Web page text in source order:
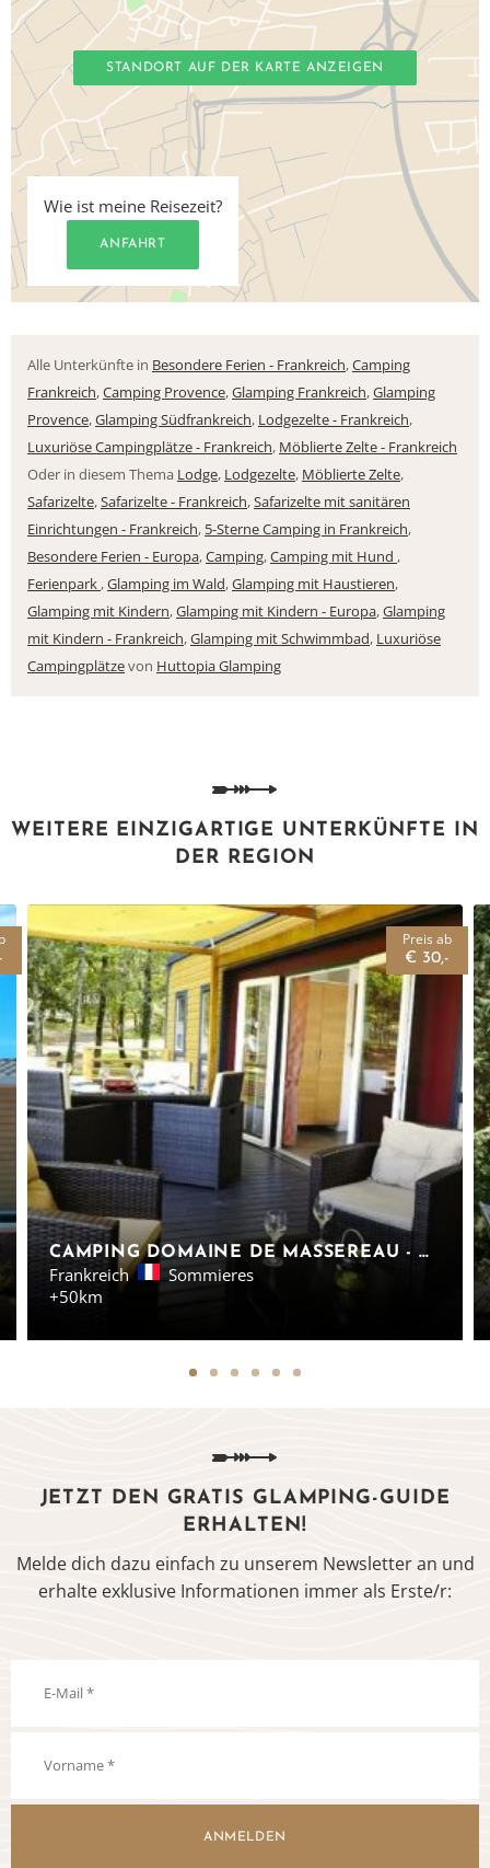
STANDORT AUF DER KARTE ANZEIGEN
Wie ist meine Reisezeit?
ANFAHRT
Alle Unterkünfte in Besondere Ferien - Frankreich,Camping
Frankreich,Camping Provence,Glamping Frankreich,Glamping
Provence,Glamping Südfrankreich, Lodgezelte - Frankreich,
Luxuriöse Campingplätze - Frankreich, Möblierte Zelte - Frankreich
Oder in diesem Thema Lodge, Lodgezelte, Möblierte Zelte,
Safarizelte,Safarizelte - Frankreich,Safarizelte mit sanitären
Einrichtungen - Frankreich, 5-Sterne Camping in Frankreich,
Besondere Ferien - Europa,Camping,Camping mit Hund ,
Ferienpark ,Glamping im Wald,Glamping mit Haustieren,
Glamping mit Kindern,Glamping mit Kindern - Europa,Glamping
mit Kindern - Frankreich,Glamping mit Schwimmbad, Luxuriöse
Campingplätzevon Huttopia Glamping
WEITERE EINZIGARTIGE UNTERKÜNFTE IN
DER REGION
CAMPING DOMAINE DE MASSEREAU - MOBILHEIME IN SÜDFRANKREICH - EUROCAMP
Frankreich
Sommieres
+50km
Preis ab
€ 30,-
JETZT DEN GRATIS GLAMPING-GUIDE
ERHALTEN!
Melde dich dazu einfach zu unserem Newsletter an und
erhalte exklusive Informationen immer als Erste/r:
ANMELDEN